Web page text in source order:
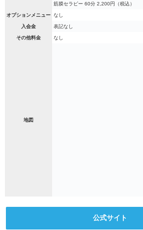
筋膜セラピー 60分 2,200円（税込）
オプションメニュー なし
入会金 表記なし
その他料金 なし
地図
公式サイト